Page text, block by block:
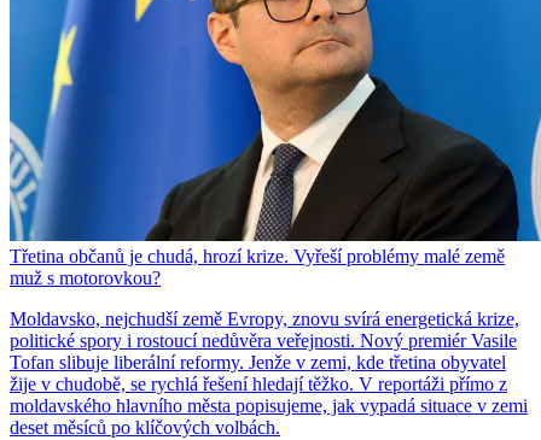
Třetina občanů je chudá, hrozí krize. Vyřeší problémy malé země
muž s motorovkou?
Moldavsko, nejchudší země Evropy, znovu svírá energetická krize,
politické spory i rostoucí nedůvěra veřejnosti. Nový premiér Vasile
Tofan slibuje liberální reformy. Jenže v zemi, kde třetina obyvatel
žije v chudobě, se rychlá řešení hledají těžko. V reportáži přímo z
moldavského hlavního města popisujeme, jak vypadá situace v zemi
deset měsíců po klíčových volbách.